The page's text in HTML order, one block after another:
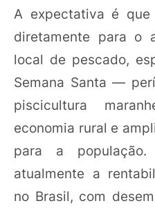
A expectativa é
diretamente para o
local de pescado,
Semana Santa —
piscicultura
economia rural e
para a
atualmente a
no Brasil, com